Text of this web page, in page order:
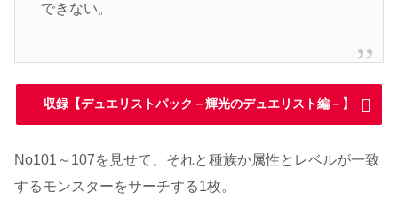
できない。
収録【デュエリストパック－輝光のデュエリスト編－】
No101～107を見せて、それと種族か属性とレベルが一致
するモンスターをサーチする1枚。